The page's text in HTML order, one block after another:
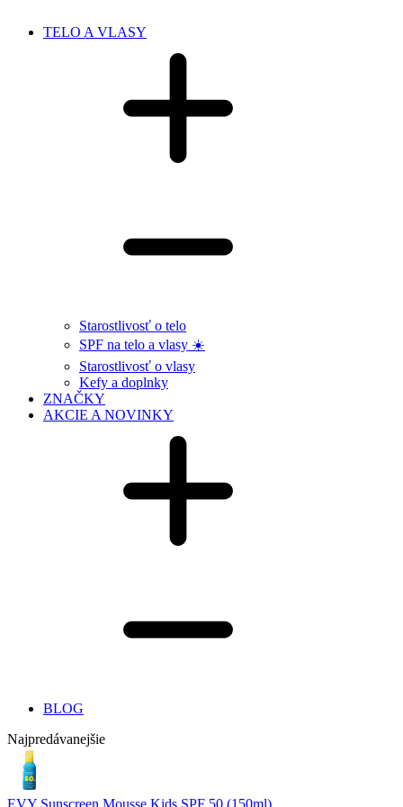
TELO A VLASY
Starostlivosť o telo
SPF na telo a vlasy ☀️
Starostlivosť o vlasy
Kefy a doplnky
ZNAČKY
AKCIE A NOVINKY
BLOG
Najpredávanejšie
EVY Sunscreen Mousse Kids SPF 50 (150ml)